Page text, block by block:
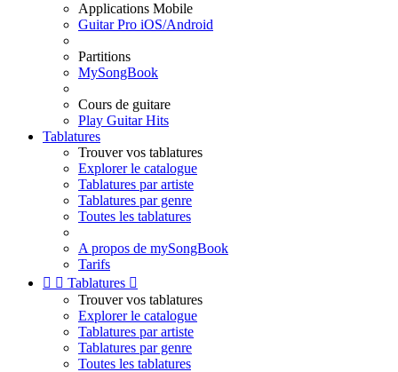
Applications Mobile
Guitar Pro iOS/Android
Partitions
MySongBook
Cours de guitare
Play Guitar Hits
Tablatures
Trouver vos tablatures
Explorer le catalogue
Tablatures par artiste
Tablatures par genre
Toutes les tablatures
A propos de mySongBook
Tarifs
  Tablatures 
Trouver vos tablatures
Explorer le catalogue
Tablatures par artiste
Tablatures par genre
Toutes les tablatures